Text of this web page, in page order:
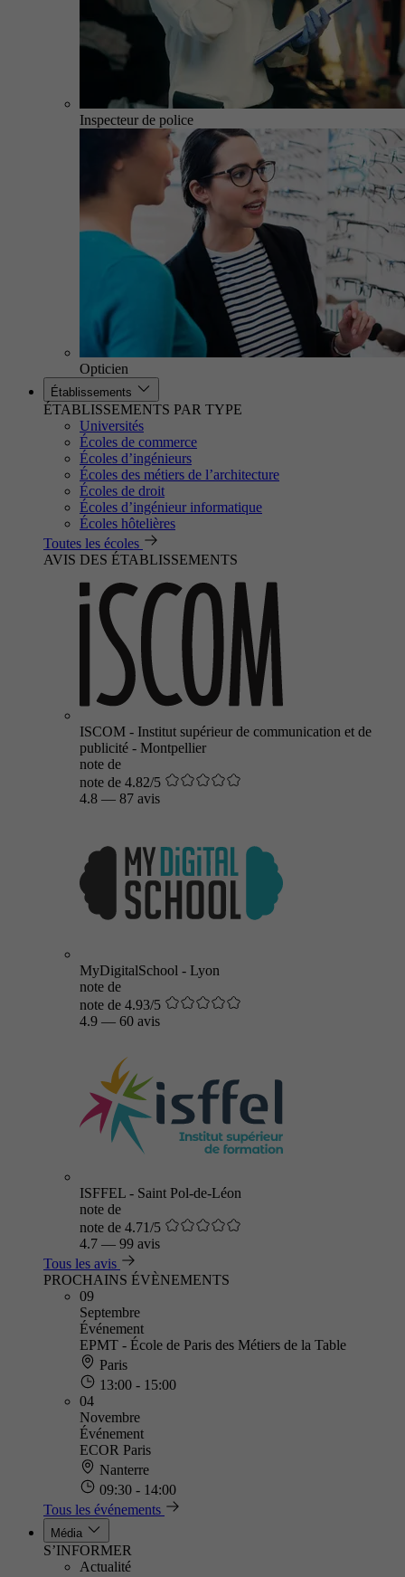
Inspecteur de police
Opticien
Établissements
ÉTABLISSEMENTS PAR TYPE
Universités
Écoles de commerce
Écoles d’ingénieurs
Écoles des métiers de l’architecture
Écoles de droit
Écoles d’ingénieur informatique
Écoles hôtelières
Toutes les écoles
AVIS DES ÉTABLISSEMENTS
ISCOM - Institut supérieur de communication et de
publicité - Montpellier
note de
note de 4.82/5
4.8 — 87 avis
MyDigitalSchool - Lyon
note de
note de 4.93/5
4.9 — 60 avis
ISFFEL - Saint Pol-de-Léon
note de
note de 4.71/5
4.7 — 99 avis
Tous les avis
PROCHAINS ÉVÈNEMENTS
09
Septembre
Événement
EPMT - École de Paris des Métiers de la Table
Paris
13:00 - 15:00
04
Novembre
Événement
ECOR Paris
Nanterre
09:30 - 14:00
Tous les événements
Média
S’INFORMER
Actualité